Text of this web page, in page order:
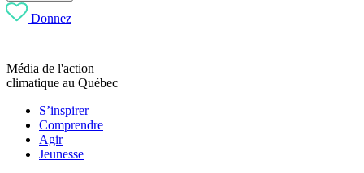
Donnez
Média de l'action
climatique au Québec
S’inspirer
Comprendre
Agir
Jeunesse